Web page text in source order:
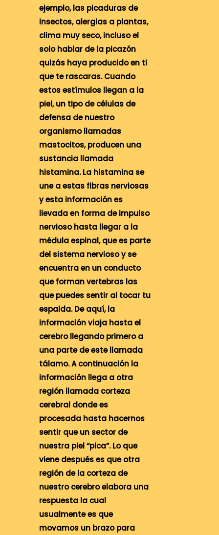
ejemplo, las picaduras de
insectos, alergias a plantas,
clima muy seco, incluso el
solo hablar de la picazón
quizás haya producido en ti
que te rascaras. Cuando
estos estímulos llegan a la
piel, un tipo de células de
defensa de nuestro
organismo llamadas
mastocitos, producen una
sustancia llamada
histamina. La histamina se
une a estas fibras nerviosas
y esta información es
llevada en forma de impulso
nervioso hasta llegar a la
médula espinal, que es parte
del sistema nervioso y se
encuentra en un conducto
que forman vertebras las
que puedes sentir al tocar tu
espalda. De aquí, la
información viaja hasta el
cerebro llegando primero a
una parte de este llamada
tálamo. A continuación la
información llega a otra
región llamada corteza
cerebral donde es
procesada hasta hacernos
sentir que un sector de
nuestra piel “pica”. Lo que
viene después es que otra
región de la corteza de
nuestro cerebro elabora una
respuesta la cual
usualmente es que
movamos un brazo para